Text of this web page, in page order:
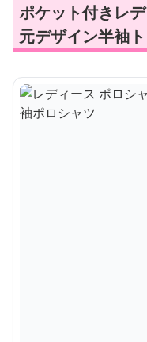
ポケット付きレ
元デザイン半袖